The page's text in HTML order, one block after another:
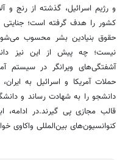
و رژیم اسرائیل، گذشته از رنج
کشور را هدف گرفته است؛
حقوق بنیادین بشر محسوب
نیست؛ چه پیش از این نیز
آشفتگی‌های ویرانگر در سیستم
حملات آمریکا و اسرائیل به
دانشجو را به شهادت رساند و
قالب مجازی پی گیرند.در ادامه،
کنوانسیون‌های بین‌المللی واکاوی